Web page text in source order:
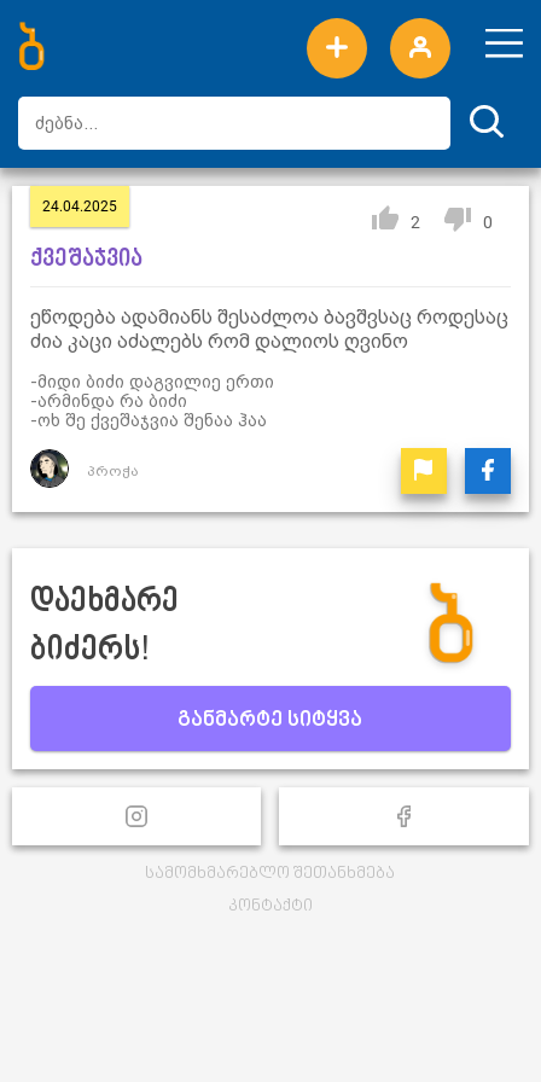
ახალი სიტყვები
ტოპ სიტყვები
დღის ტოპ სიტყვები
ტოპ მომხმარებლები
24.04.2025
2 0
ქვეშაჯვია
ეწოდება ადამიანს შესაძლოა ბავშვსაც როდესაც
ძია კაცი აძალებს რომ დალიოს ღვინო
-მიდი ბიძი დაგვილიე ერთი
-არმინდა რა ბიძი
-ოხ შე ქვეშაჯვია შენაა ჰაა
პროჭა
დაეხმარე
ბიძერს!
განმარტე სიტყვა
სამომხმარებლო შეთანხმება
კონტაქტი